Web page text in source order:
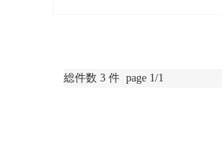
総件数 3 件 page 1/1